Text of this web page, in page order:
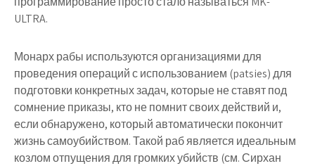
ULTRA.
Монарх рабы используются организациями для
проведения операций с использованием (patsies) для
подготовки конкретных задач, которые не ставят под
сомнение приказы, кто не помнит своих действий и,
если обнаружено, который автоматически покончит
жизнь самоубийством. Такой раб является идеальным
козлом отпущения для громких убийств (см. Сирхан